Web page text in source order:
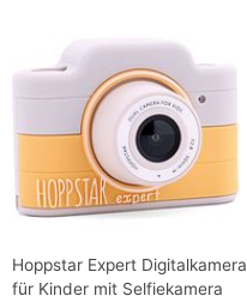
Hoppstar Expert Digitalkamera
für Kinder mit Selfiekamera